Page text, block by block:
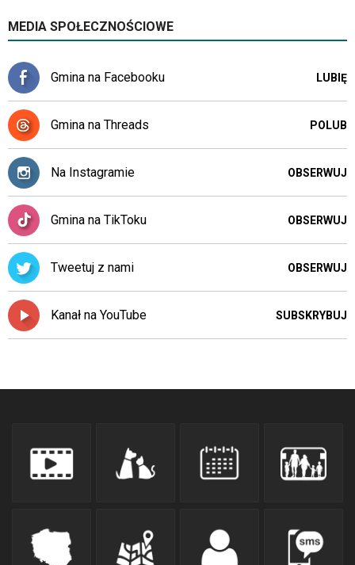
MEDIA SPOŁECZNOŚCIOWE
Gmina na Facebooku LUBIĘ
Gmina na Threads POLUB
Na Instagramie OBSERWUJ
Gmina na TikToku OBSERWUJ
Tweetuj z nami OBSERWUJ
Kanał na YouTube SUBSKRYBUJ